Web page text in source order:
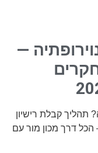
—
תהליך קבלת רישיון
הכל דרך מכון מור עם